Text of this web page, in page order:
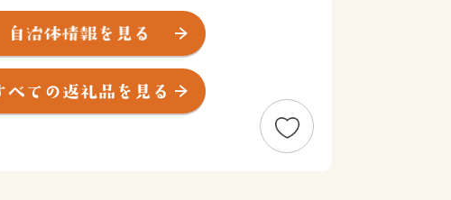
にしかない景色があります。
られた、住みやすさが自慢の風光明媚な町で
こめて、お礼の品を贈呈いたします。